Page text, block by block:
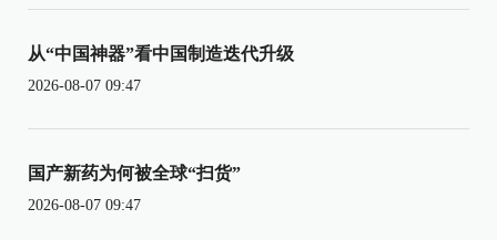
从“中国神器”看中国制造迭代升级
2026-08-07 09:47
国产新药为何被全球“扫货”
2026-08-07 09:47